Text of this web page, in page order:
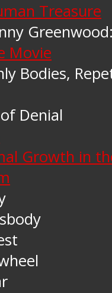
Treasure
Movie
Bodies,
Denial
Growth in